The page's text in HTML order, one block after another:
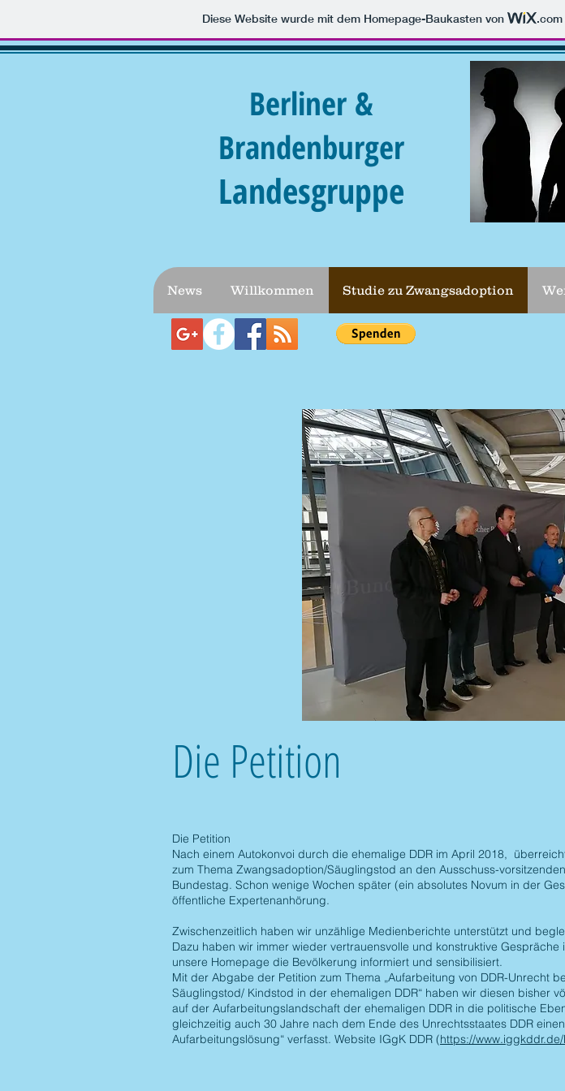
Diese Website wurde mit dem Homepage-Baukasten von .com
Berliner &
Brandenburger
Landesgruppe
News Willkommen Studie zu Zwangsadoption
Die Petition
Die Petition
Nach einem Autokonvoi durch die ehemalige DDR im April 2018,
zum Thema Zwangsadoption/Säuglingstod an den Ausschuss-
Bundestag. Schon wenige Wochen später (ein absolutes Novum in der
öffentliche Expertenanhörung.
Zwischenzeitlich haben wir unzählige Medienberichte unterstützt und
Dazu haben wir immer wieder vertrauensvolle und konstruktive
unsere Homepage die Bevölkerung informiert und sensibilisiert.
Mit der Abgabe der Petition zum Thema „Aufarbeitung von DDR-Unrecht
Säuglingstod/ Kindstod in der ehemaligen DDR“ haben wir diesen bisher
auf der Aufarbeitungslandschaft der ehemaligen DDR in die politische
gleichzeitig auch 30 Jahre nach dem Ende des Unrechtsstaates DDR
Aufarbeitungslösung“ verfasst. Website IGgK DDR (https://